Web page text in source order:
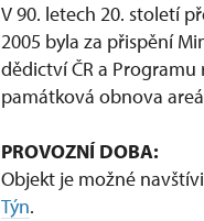
V 90. letech 20. století
2005 byla za přispění
dědictví ČR a
památková obnova
PROVOZNÍ DOBA:
Objekt je možné
Týn.